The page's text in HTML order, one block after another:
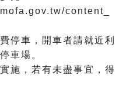
content_
停車，開車者請就近利
車場。
施，若有未盡事宜，得